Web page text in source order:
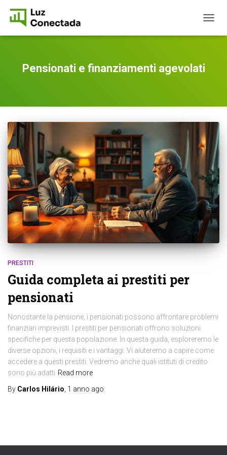
Pensionati e finanziamenti agevolati
PRESTITI
Guida completa ai prestiti per
pensionati
Nonostante la pensione, i pensionati possono affrontare problemi
finanziari imprevisti. I prestiti per pensionati offrono soluzioni
specifiche per questa popolazione. In questa guida, esploreremo le
diverse opzioni, i requisiti e i vantaggi. Vi aiuteremo a capire come
accedere a questi prestiti. Vedremo anche quali istituti di credito
sono più adatti Read more
By Carlos Hilário 1 anno ago